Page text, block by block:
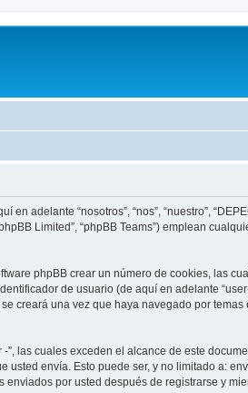
adelante “nosotros”, “nos”, “nuestro”,
Limited”, “phpBB Teams”) emplean
phpBB crear un número de cookies, las
de usuario (de aquí en adelante
creará una vez que haya navegado por temas
las cuales exceden el alcance de este
envía. Esto puede ser, y no limitado a:
enviados por usted después de registrarse y